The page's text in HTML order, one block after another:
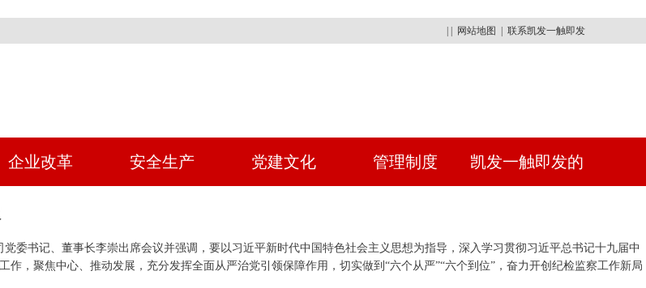
网站地图 联系凯发一触即发
企业改革 安全生产 党建文化 管理制度 凯发一触即发的
委书记、董事长李崇出席会议并强调，要以习近平新时代中国特色社会主义思想为指导，深入学习贯彻习近平总书记十九届中
，聚焦中心、推动发展，充分发挥全面从严治党引领保障作用，切实做到“六个从严”“六个到位”，奋力开创纪检监察工作新局